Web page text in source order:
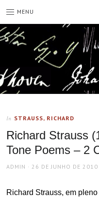
MENU
In STRAUSS, RICHARD
Richard Strauss
Tone Poems – 2
AUTHOR
ADMIN
POSTED
26 DE JUNHO DE 2010
Richard Strauss, em